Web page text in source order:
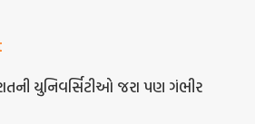
યુનિવર્સિટીઓ જરા પણ ગંભીર